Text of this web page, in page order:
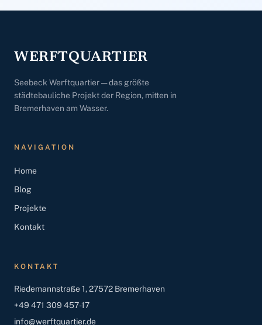
WERFTQUARTIER
Seebeck Werftquartier — das größte
städtebauliche Projekt der Region, mitten in
Bremerhaven am Wasser.
NAVIGATION
Home
Blog
Projekte
Kontakt
KONTAKT
Riedemannstraße 1, 27572 Bremerhaven
+49 471 309 457-17
info@werftquartier.de